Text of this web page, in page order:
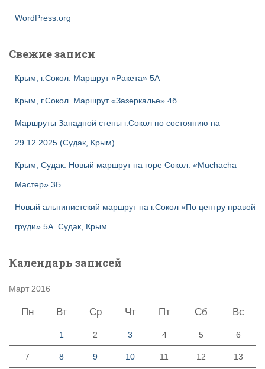
WordPress.org
Свежие записи
Крым, г.Сокол. Маршрут «Ракета» 5А
Крым, г.Сокол. Маршрут «Зазеркалье» 4б
Маршруты Западной стены г.Сокол по состоянию на
29.12.2025 (Судак, Крым)
Крым, Судак. Новый маршрут на горе Сокол: «Muchacha
Мастер» 3Б
Новый альпинистский маршрут на г.Сокол «По центру правой
груди» 5А. Судак, Крым
Календарь записей
Март 2016
Пн Вт Ср Чт Пт Сб Вс
1 2 3 4 5 6
7 8 9 10 11 12 13